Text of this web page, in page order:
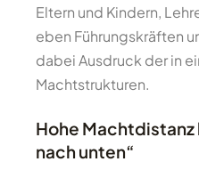
Eltern und Kindern,
eben Führungskräften
dabei Ausdruck der in
Machtstrukturen.
Hohe Machtdistanz
nach unten“